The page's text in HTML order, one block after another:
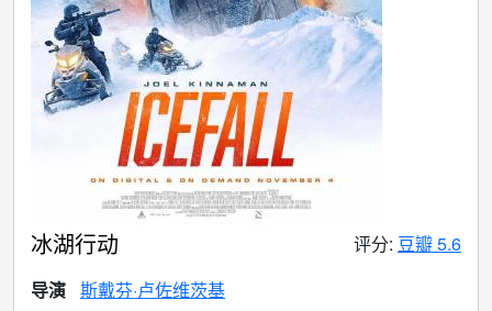
冰湖行动 评分: 豆瓣 5.6
导演 斯戴芬·卢佐维茨基